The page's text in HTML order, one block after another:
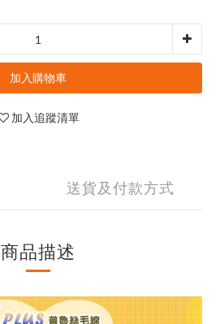
加入購物車
加入追蹤清單
送貨及付款方式
商品描述